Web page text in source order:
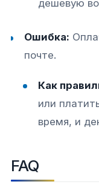
дешевую
Ошибка:
почте.
Как
или
время, и
FAQ